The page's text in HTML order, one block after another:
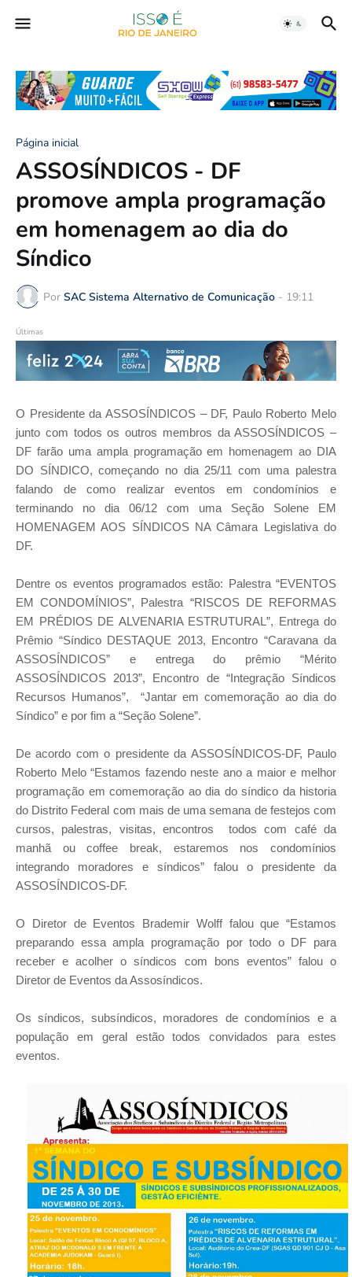
Página inicial
ASSOSÍNDICOS - DF
promove ampla programação
em homenagem ao dia do
Síndico
Por SAC Sistema Alternativo de Comunicação - 19:11
Últimas
O Presidente da ASSOSÍNDICOS – DF, Paulo Roberto Melo
junto com todos os outros membros da ASSOSÍNDICOS –
DF farão uma ampla programação em homenagem ao DIA
DO SÍNDICO, começando no dia 25/11 com uma palestra
falando de como realizar eventos em condomínios e
terminando no dia 06/12 com uma Seção Solene EM
HOMENAGEM AOS SÍNDICOS NA Câmara Legislativa do
DF.
Dentre os eventos programados estão: Palestra “EVENTOS
EM CONDOMÍNIOS”, Palestra “RISCOS DE REFORMAS
EM PRÉDIOS DE ALVENARIA ESTRUTURAL”, Entrega do
Prêmio “Síndico DESTAQUE 2013, Encontro “Caravana da
ASSOSÍNDICOS” e entrega do prêmio “Mérito
ASSOSÍNDICOS 2013”, Encontro de “Integração Síndicos
Recursos Humanos”, “Jantar em comemoração ao dia do
Síndico” e por fim a “Seção Solene”.
De acordo com o presidente da ASSOSÍNDICOS-DF, Paulo
Roberto Melo “Estamos fazendo neste ano a maior e melhor
programação em comemoração ao dia do síndico da historia
do Distrito Federal com mais de uma semana de festejos com
cursos, palestras, visitas, encontros todos com café da
manhã ou coffee break, estaremos nos condomínios
integrando moradores e síndicos” falou o presidente da
ASSOSÍNDICOS-DF.
O Diretor de Eventos Brademir Wolff falou que “Estamos
preparando essa ampla programação por todo o DF para
receber e acolher o síndicos com bons eventos” falou o
Diretor de Eventos da Assosíndicos.
Os síndicos, subsíndicos, moradores de condomínios e a
população em geral estão todos convidados para estes
eventos.